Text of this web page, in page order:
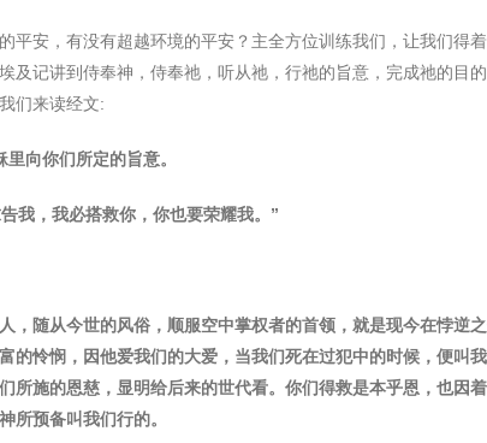
安，有没有超越环境的平安？主全方位训练我们，让我们得
及记讲到侍奉神，侍奉祂，听从祂，行祂的旨意，完成祂的目
们来读经文:
向你们所定的旨意。
我，我必搭救你，你也要荣耀我。 ”
随从今世的⻛俗，顺服空中掌权者的首领，就是现今在悖逆
怜悯，因他爱我们的大爱，当我们死在过犯中的时候，便叫
施的恩慈，显明给后来的世代看。你们得救是本乎恩，也因
所预备叫我们行的。